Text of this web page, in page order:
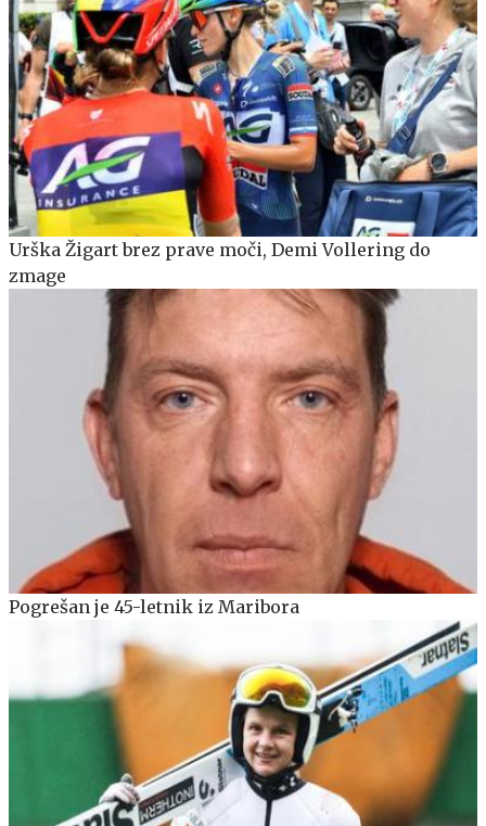
Urška Žigart brez prave moči, Demi Vollering do
zmage
Pogrešan je 45-letnik iz Maribora